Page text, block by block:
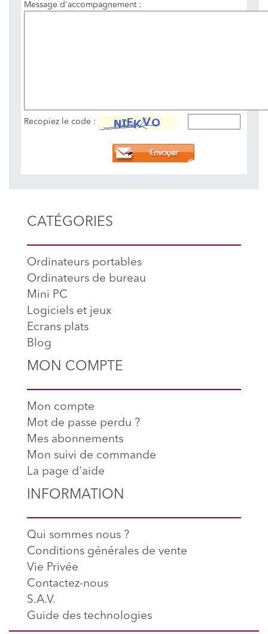
Message d'accompagnement :
Recopiez le code :
CATÉGORIES
Ordinateurs portables
Ordinateurs de bureau
Mini PC
Logiciels et jeux
Ecrans plats
Blog
MON COMPTE
Mon compte
Mot de passe perdu ?
Mes abonnements
Mon suivi de commande
La page d'aide
INFORMATION
Qui sommes nous ?
Conditions générales de vente
Vie Privée
Contactez-nous
S.A.V.
Guide des technologies